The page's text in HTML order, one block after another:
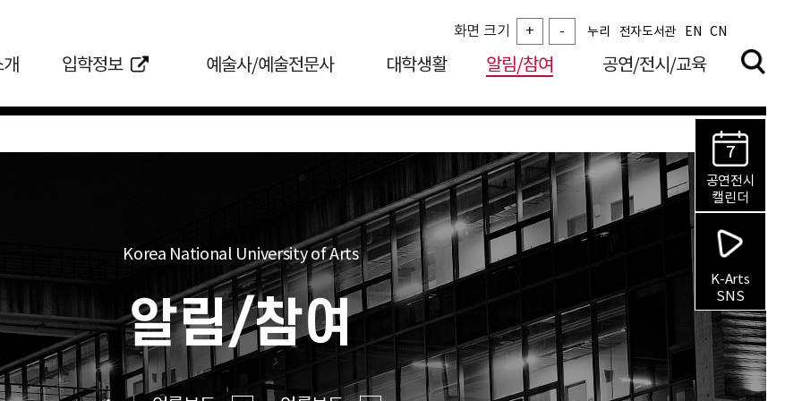
7
공연전시
캘린더
K-Arts
SNS
입학정보 예술사/예술전문사 대학생활 알림/참여 공연/전시/교육
화면 크기 + - 누리 전자도서관 EN CN
Korea National University of Arts
알림/참여